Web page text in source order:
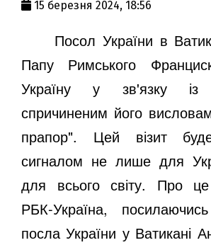
15 березня 2024, 18:56
Посол України в
Папу Римського
Україну у зв'язку із
спричиненим його
прапор". Цей візит
сигналом не лише для
для всього світу. Про
РБК-Україна,
посла України у Ватикані